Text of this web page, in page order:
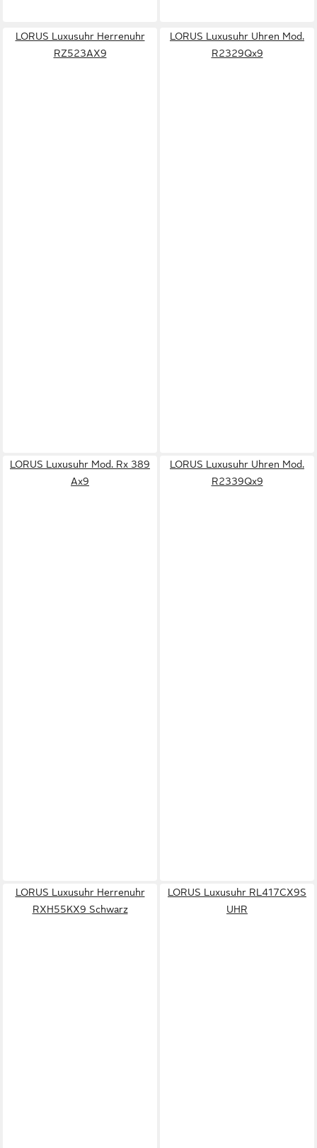
LORUS Luxusuhr Herrenuhr
RZ523AX9
LORUS Luxusuhr Uhren Mod.
R2329Qx9
LORUS Luxusuhr Mod. Rx 389
Ax9
LORUS Luxusuhr Uhren Mod.
R2339Qx9
LORUS Luxusuhr Herrenuhr
RXH55KX9 Schwarz
LORUS Luxusuhr RL417CX9S
UHR